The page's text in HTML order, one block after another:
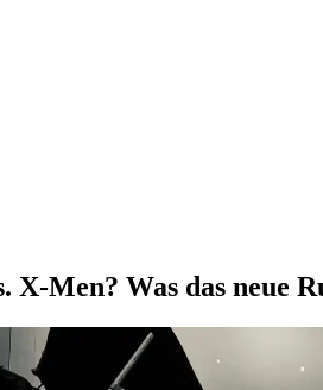
X-Men? Was das neue